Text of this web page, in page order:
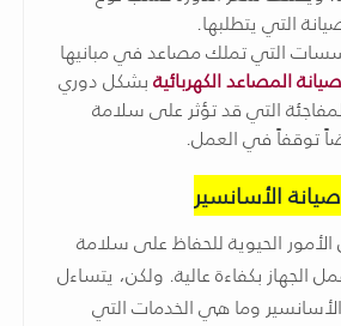
التي يتطلبها.
التي تملك مصاعد في مبانيها
المصاعد الكهربائيةبشكل دوري
التي قد تؤثر على سلامة
توقفاً في العمل.
الأسانسير
الحيوية للحفاظ على سلامة
الجهاز بكفاءة عالية. ولكن، يتساءل
وما هي الخدمات التي